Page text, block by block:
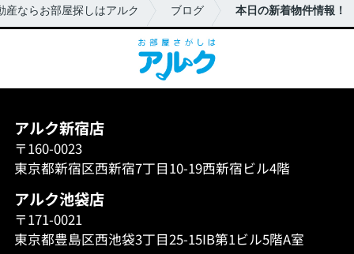
産ならお部屋探しはアルク ブログ 本日の新着物件情報！
アルク新宿店
〒160-0023
東京都新宿区西新宿7丁目10-19西新宿ビル4階
アルク池袋店
〒171-0021
東京都豊島区西池袋3丁目25-15IB第1ビル5階A室